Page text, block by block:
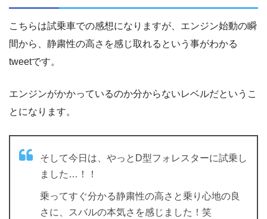
こちらは試乗車での感想になりますが、エンジン始動の瞬
間から、静粛性の高さを感じ取れるという事がわかる
tweetです。
エンジンがかかっているのか分からないレベルだというこ
とになります。
そして今日は、やっとD型フォレスターに試乗し
ました…！！
乗ってすぐ分かる静粛性の高さと乗り心地の良
さに、スバルの本気さを感じました！笑